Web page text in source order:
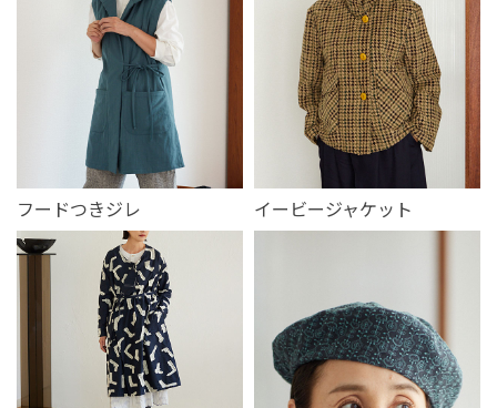
フードつきジレ イービージャケット